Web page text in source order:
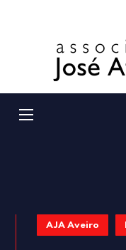
AJA Aveiro